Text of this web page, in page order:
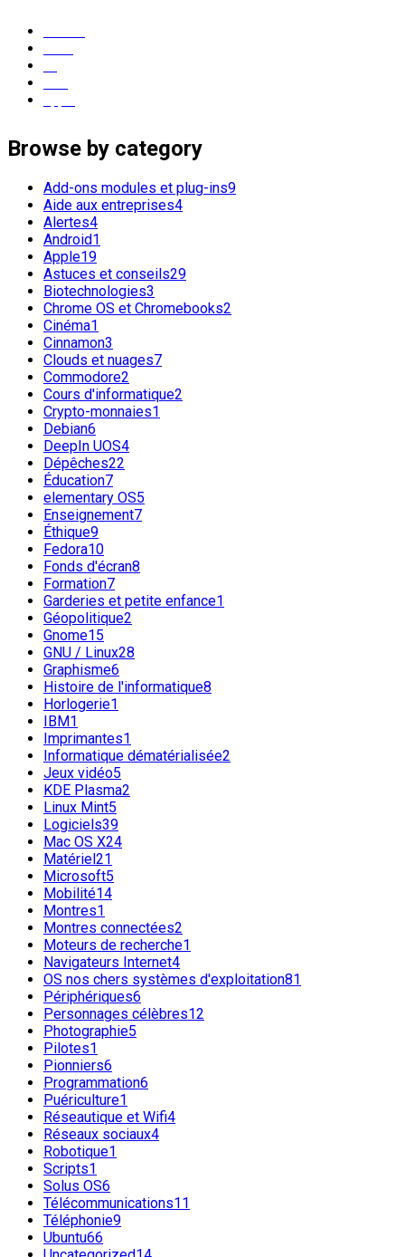
Browse by category
Add-ons modules et plug-ins9
Aide aux entreprises4
Alertes4
Android1
Apple19
Astuces et conseils29
Biotechnologies3
Chrome OS et Chromebooks2
Cinéma1
Cinnamon3
Clouds et nuages7
Commodore2
Cours d'informatique2
Crypto-monnaies1
Debian6
DeepIn UOS4
Dépêches22
Éducation7
elementary OS5
Enseignement7
Éthique9
Fedora10
Fonds d'écran8
Formation7
Garderies et petite enfance1
Géopolitique2
Gnome15
GNU / Linux28
Graphisme6
Histoire de l'informatique8
Horlogerie1
IBM1
Imprimantes1
Informatique dématérialisée2
Jeux vidéo5
KDE Plasma2
Linux Mint5
Logiciels39
Mac OS X24
Matériel21
Microsoft5
Mobilité14
Montres1
Montres connectées2
Moteurs de recherche1
Navigateurs Internet4
OS nos chers systèmes d'exploitation81
Périphériques6
Personnages célèbres12
Photographie5
Pilotes1
Pionniers6
Programmation6
Puériculture1
Réseautique et Wifi4
Réseaux sociaux4
Robotique1
Scripts1
Solus OS6
Télécommunications11
Téléphonie9
Ubuntu66